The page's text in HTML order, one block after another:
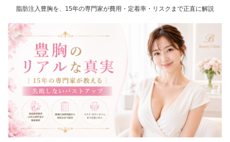
脂肪注入豊胸を、15年の専門家が費用・定着率・リスクまで正直に解説